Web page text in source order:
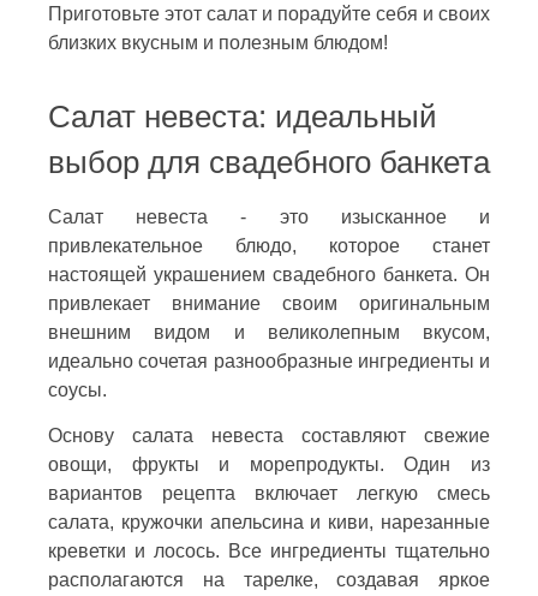
Приготовьте этот салат и порадуйте себя и своих
близких вкусным и полезным блюдом!
Салат невеста: идеальный
выбор для свадебного банкета
Салат невеста - это изысканное и
привлекательное блюдо, которое станет
настоящей украшением свадебного банкета. Он
привлекает внимание своим оригинальным
внешним видом и великолепным вкусом,
идеально сочетая разнообразные ингредиенты и
соусы.
Основу салата невеста составляют свежие
овощи, фрукты и морепродукты. Один из
вариантов рецепта включает легкую смесь
салата, кружочки апельсина и киви, нарезанные
креветки и лосось. Все ингредиенты тщательно
располагаются на тарелке, создавая яркое